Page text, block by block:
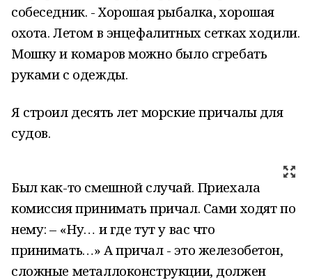
собеседник. - Хорошая рыбалка, хорошая
охота. Летом в энцефалитных сетках ходили.
Мошку и комаров можно было сгребать
руками с одежды.
Я строил десять лет морские причалы для
судов.
Был как-то смешной случай. Приехала
комиссия принимать причал. Сами ходят по
нему: – «Ну… и где тут у вас что
принимать…» А причал - это железобетон,
сложные металлоконструкции, должен